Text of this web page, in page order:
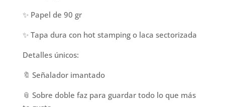
✨ Papel de 90 gr
✨ Tapa dura con hot stamping o laca sectorizada
Detalles únicos:
🔖 Señalador imantado
📎 Sobre doble faz para guardar todo lo que más